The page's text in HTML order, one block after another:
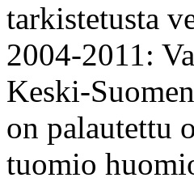
tarkistetusta
2004-2011:
Keski-
on palautettu
tuomio